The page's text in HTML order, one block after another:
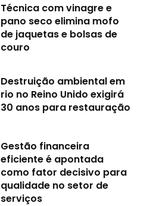
Técnica com vinagre e
pano seco elimina mofo
de jaquetas e bolsas de
couro
Destruição ambiental em
rio no Reino Unido exigirá
30 anos para restauração
Gestão financeira
eficiente é apontada
como fator decisivo para
qualidade no setor de
serviços